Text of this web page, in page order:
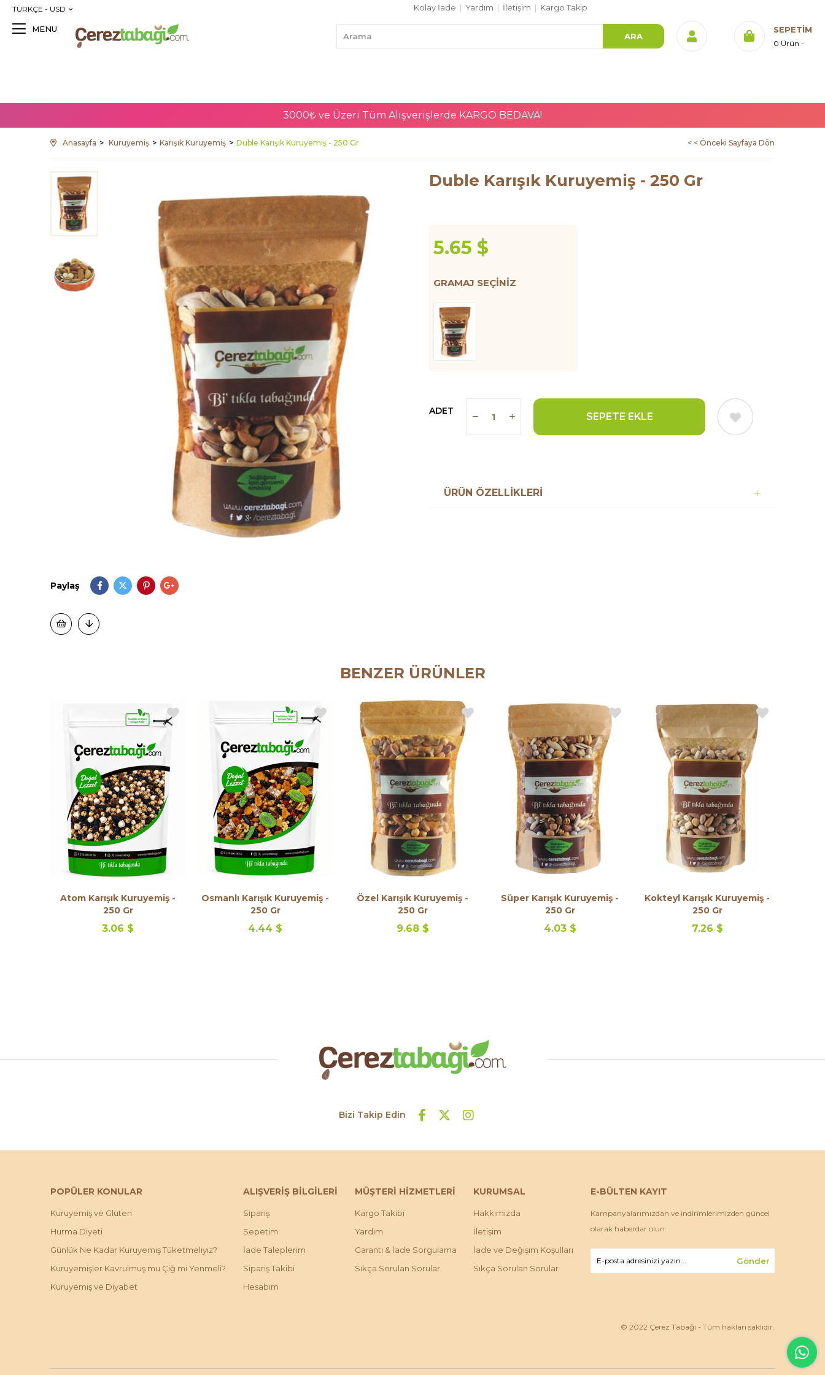
MENU SEPETIM
0 Ürün
TÜRKÇE - USD Kolay İade Yardım İletişim Kargo Takip
3000₺ ve Üzeri Tüm Alışverişlerde KARGO BEDAVA!
Anasayfa Kuruyemiş Karışık Kuruyemiş Duble Karışık Kuruyemiş - 250 Gr < < Önceki Sayfaya Dön
Paylaş
Duble Karışık Kuruyemiş - 250 Gr
5.65 $
GRAMAJ SEÇINIZ
ADET
ÜRÜN ÖZELLIKLERI
BENZER ÜRÜNLER
Atom Karışık Kuruyemiş -
250 Gr
3.06 $
Osmanlı Karışık Kuruyemiş -
250 Gr
4.44 $
Özel Karışık Kuruyemiş -
250 Gr
9.68 $
Süper Karışık Kuruyemiş -
250 Gr
4.03 $
Kokteyl Karışık Kuruyemiş -
250 Gr
7.26 $
Bizi Takip Edin
POPÜLER KONULAR
Kuruyemiş ve Gluten
Hurma Diyeti
Günlük Ne Kadar Kuruyemiş Tüketmeliyiz?
Kuruyemişler Kavrulmuş mu Çiğ mi Yenmeli?
Kuruyemiş ve Diyabet
ALIŞVERİŞ BİLGİLERİ
Sipariş
Sepetim
İade Taleplerim
Sipariş Takibi
Hesabım
MÜŞTERİ HİZMETLERİ
Kargo Takibi
Yardım
Garanti & İade Sorgulama
Sıkça Sorulan Sorular
KURUMSAL
Hakkımızda
İletişim
İade ve Değişim Koşulları
Sıkça Sorulan Sorular
E-BÜLTEN KAYIT
Kampanyalarımızdan ve indirimlerimizden güncel
olarak haberdar olun.
Gönder
© 2022 Çerez Tabağı - Tüm hakları saklıdır.